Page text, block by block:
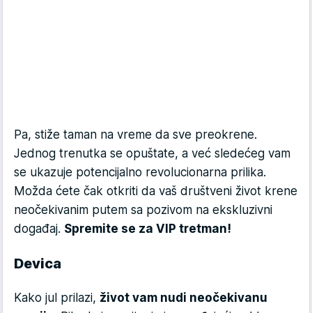
Pa, stiže taman na vreme da sve preokrene.
Jednog trenutka se opuštate, a već sledećeg vam
se ukazuje potencijalno revolucionarna prilika.
Možda ćete čak otkriti da vaš društveni život krene
neočekivanim putem sa pozivom na ekskluzivni
događaj. Spremite se za VIP tretman!
Devica
Kako jul prilazi, život vam nudi neočekivanu